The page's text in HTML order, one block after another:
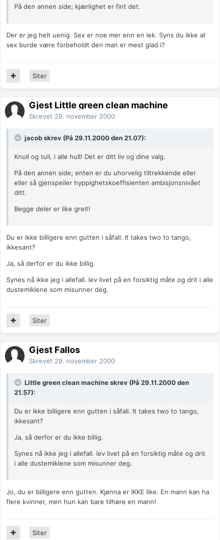
På den annen side; kjærlighet er fint det.
Der er jeg helt uenig. Sex er noe mer enn en lek. Syns du ikke at
sex burde være forbeholdt den man er mest glad i?
Siter
Gjest Little green clean machine
Skrevet 29. november 2000
jacob skrev (På 29.11.2000 den 21.07):
Knull og tull, i alle hull! Det er ditt liv og dine valg.
På den annen side; enten er du uhorvelig tiltrekkende eller
eller så gjenspeiler hyppighetskoeffisienten ambisjonsnivået
ditt.
Begge deler er like greit!
Du er ikke billigere enn gutten i såfall. It takes two to tango,
ikkesant?
Ja, så derfor er du ikke billig.
Synes nå ikke jeg i allefall. lev livet på en forsiktig måte og drit i alle
dustemiklene som misunner deg.
Siter
Gjest Fallos
Skrevet 29. november 2000
Little green clean machine skrev (På 29.11.2000 den
21.57):
Du er ikke billigere enn gutten i såfall. It takes two to tango,
ikkesant?
Ja, så derfor er du ikke billig.
Synes nå ikke jeg i allefall. lev livet på en forsiktig måte og drit
i alle dustemiklene som misunner deg.
Jo, du er billigere enn gutten. Kjønna er IKKE like. En mann kan ha
flere kvinner, men hun kan bare tilhøre en mann!
Siter